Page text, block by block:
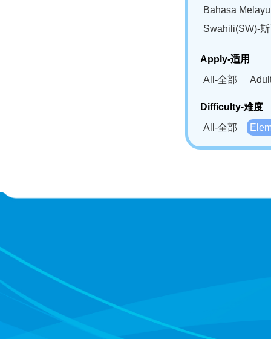
Bahasa
Swahili(SW)-
Apply-适用
All-全部
Difficulty-难度
All-全部